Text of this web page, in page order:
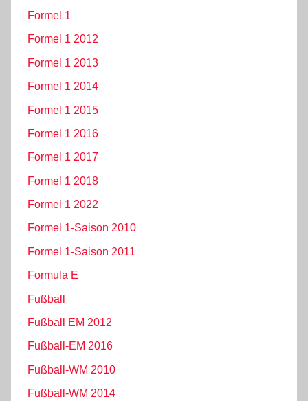
Formel 1
Formel 1 2012
Formel 1 2013
Formel 1 2014
Formel 1 2015
Formel 1 2016
Formel 1 2017
Formel 1 2018
Formel 1 2022
Formel 1-Saison 2010
Formel 1-Saison 2011
Formula E
Fußball
Fußball EM 2012
Fußball-EM 2016
Fußball-WM 2010
Fußball-WM 2014